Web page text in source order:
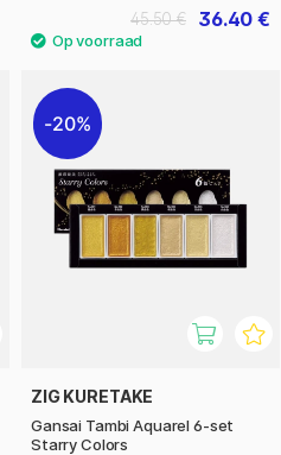
36.40 €
45.50 €
20%
ZIG KURETAKE
Gansai Tambi Aquarel 6-set
Starry Colors